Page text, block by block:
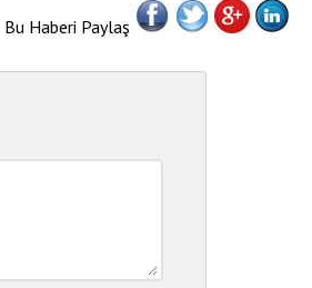
Bu Haberi Paylaş